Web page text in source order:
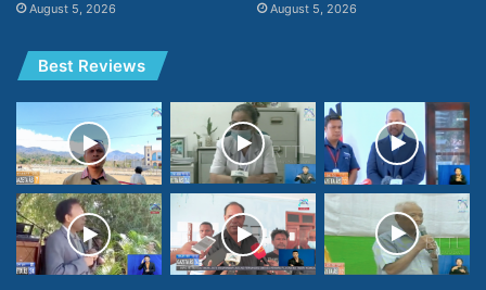
August 5, 2026 August 5, 2026
Best Reviews